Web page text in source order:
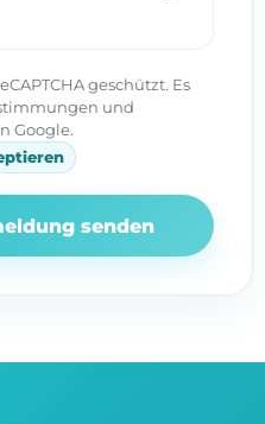
geschützt. Es
und
Google.
senden